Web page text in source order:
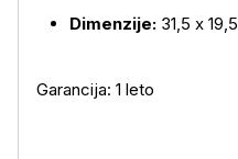
Dimenzije: 31,5 x
Garancija: 1 leto